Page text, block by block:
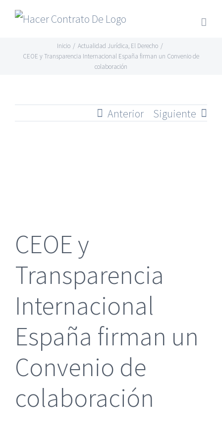
Skip
Inicio / Actualidad Jurídica, El Derecho /
CEOE y Transparencia Internacional España firman un Convenio de
colaboración
Anterior Siguiente
CEOE y
Transparencia
Internacional
España firman un
Convenio de
colaboración